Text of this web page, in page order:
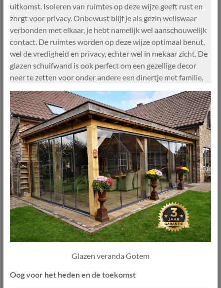
uitkomst. Isoleren van ruimtes op deze wijze geeft rust en
zorgt voor privacy. Onbewust blijf je als gezin weliswaar
verbonden met elkaar, je hebt namelijk wel aanschouwelijk
contact. De ruimtes worden op deze wijze optimaal benut,
wel de vredigheid en privacy, echter wel in mekaar zicht. De
glazen schuifwand is ook perfect om een gezellige decor
neer te zetten voor onder andere een dinertje met familie.
Glazen veranda Gotem
Oog voor het heden en de toekomst